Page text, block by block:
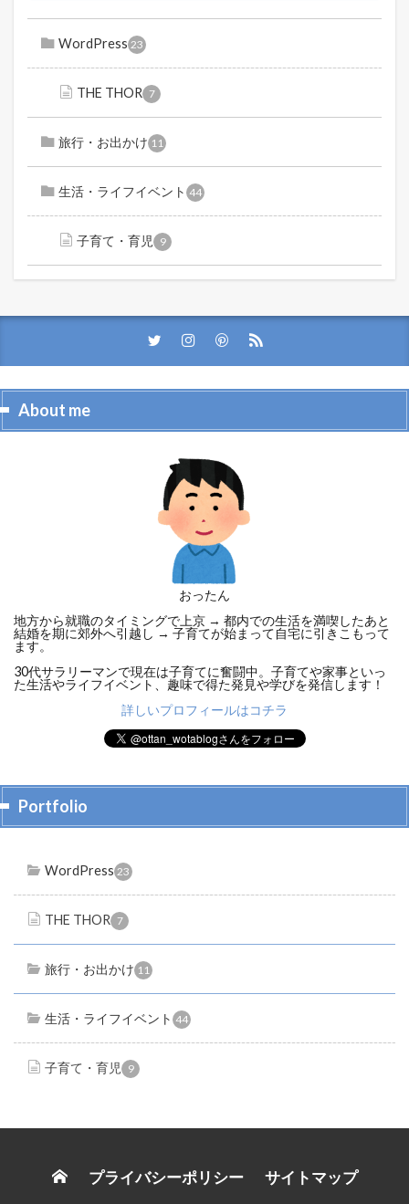
WordPress 23
THE THOR 7
旅行・お出かけ 11
生活・ライフイベント 44
子育て・育児 9
About me
おったん
地方から就職のタイミングで上京 → 都内での生活を満喫したあと
結婚を期に郊外へ引越し → 子育てが始まって自宅に引きこもって
ます。
30代サラリーマンで現在は子育てに奮闘中。子育てや家事といっ
た生活やライフイベント、趣味で得た発見や学びを発信します！
詳しいプロフィールはコチラ
Portfolio
WordPress 23
THE THOR 7
旅行・お出かけ 11
生活・ライフイベント 44
子育て・育児 9
プライバシーポリシー サイトマップ